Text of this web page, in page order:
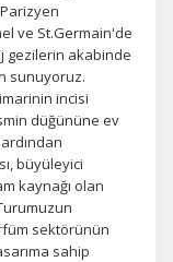
ve St.Germain'de
gezilerin akabinde
sunuyoruz.
incisi
düğününe ev
büyüleyici
kaynağı olan
sektörünün
sahip